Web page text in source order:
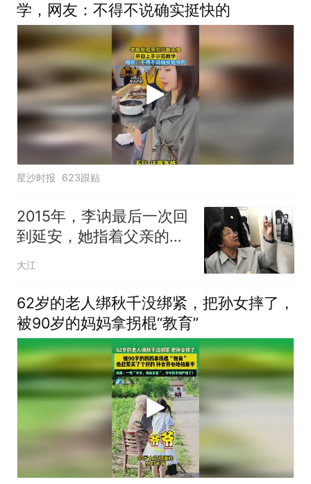
学，网友：不得不说确实挺快的
星沙时报 623跟贴
2015年，李讷最后一次回
到延安，她指着父亲的照
片讲述细节
大江
62岁的老人绑秋千没绑紧，把孙女摔了，
被90岁的妈妈拿拐棍“教育”